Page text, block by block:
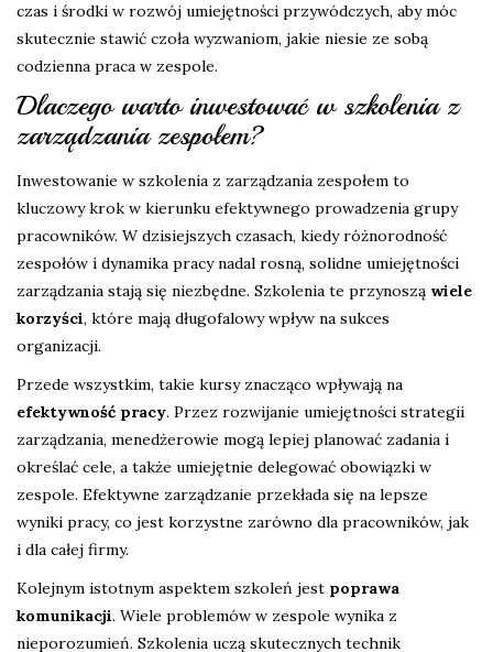
czas i środki w rozwój umiejętności przywódczych, aby móc
skutecznie stawić czoła wyzwaniom, jakie niesie ze sobą
codzienna praca w zespole.
Dlaczego warto inwestować w szkolenia z
zarządzania zespołem?
Inwestowanie w szkolenia z zarządzania zespołem to
kluczowy krok w kierunku efektywnego prowadzenia grupy
pracowników. W dzisiejszych czasach, kiedy różnorodność
zespołów i dynamika pracy nadal rosną, solidne umiejętności
zarządzania stają się niezbędne. Szkolenia te przynoszą wiele
korzyści, które mają długofalowy wpływ na sukces
organizacji.
Przede wszystkim, takie kursy znacząco wpływają na
efektywność pracy. Przez rozwijanie umiejętności strategii
zarządzania, menedżerowie mogą lepiej planować zadania i
określać cele, a także umiejętnie delegować obowiązki w
zespole. Efektywne zarządzanie przekłada się na lepsze
wyniki pracy, co jest korzystne zarówno dla pracowników, jak
i dla całej firmy.
Kolejnym istotnym aspektem szkoleń jest poprawa
komunikacji. Wiele problemów w zespole wynika z
nieporozumień. Szkolenia uczą skutecznych technik